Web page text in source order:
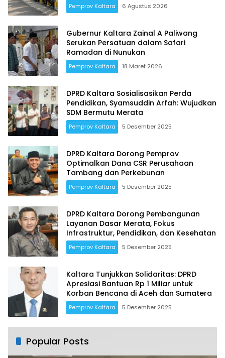
Pemprov Kaltara 6 Agustus 2026
Gubernur Kaltara Zainal A Paliwang
Serukan Persatuan dalam Safari
Ramadan di Nunukan
Pemprov Kaltara 18 Maret 2026
DPRD Kaltara Sosialisasikan Perda
Pendidikan, Syamsuddin Arfah: Wujudkan
SDM Bermutu Merata
Pemprov Kaltara 5 Desember 2025
DPRD Kaltara Dorong Pemprov
Optimalkan Dana CSR Perusahaan
Tambang dan Perkebunan
Pemprov Kaltara 5 Desember 2025
DPRD Kaltara Dorong Pembangunan
Layanan Dasar Merata, Fokus
Infrastruktur, Pendidikan, dan Kesehatan
Pemprov Kaltara 5 Desember 2025
Kaltara Tunjukkan Solidaritas: DPRD
Apresiasi Bantuan Rp 1 Miliar untuk
Korban Bencana di Aceh dan Sumatera
Pemprov Kaltara 5 Desember 2025
Popular Posts